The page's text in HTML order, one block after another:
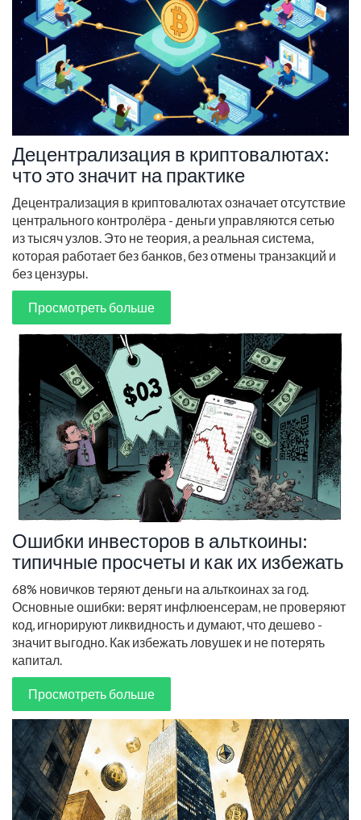
Децентрализация в криптовалютах:
что это значит на практике
Децентрализация в криптовалютах означает отсутствие
центрального контролёра - деньги управляются сетью
из тысяч узлов. Это не теория, а реальная система,
которая работает без банков, без отмены транзакций и
без цензуры.
Просмотреть больше
Ошибки инвесторов в альткоины:
типичные просчеты и как их избежать
68% новичков теряют деньги на альткоинах за год.
Основные ошибки: верят инфлюенсерам, не проверяют
код, игнорируют ликвидность и думают, что дешево -
значит выгодно. Как избежать ловушек и не потерять
капитал.
Просмотреть больше